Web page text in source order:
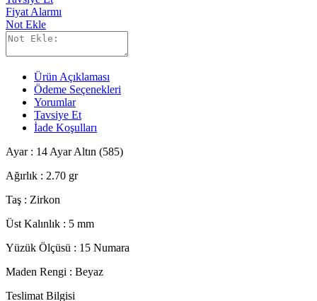
Fiyat Alarmı
Not Ekle
Ürün Açıklaması
Ödeme Seçenekleri
Yorumlar
Tavsiye Et
İade Koşulları
Ayar : 14 Ayar Altın (585)
Ağırlık : 2.70 gr
Taş : Zirkon
Üst Kalınlık : 5 mm
Yüzük Ölçüsü : 15 Numara
Maden Rengi : Beyaz
Teslimat Bilgisi